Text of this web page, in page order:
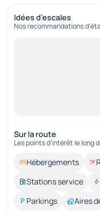
Idées d’escales
Nos recommandations
Sur la route
Les points d’intérêt le long
Hébergements
Stations service
Parkings
Aires